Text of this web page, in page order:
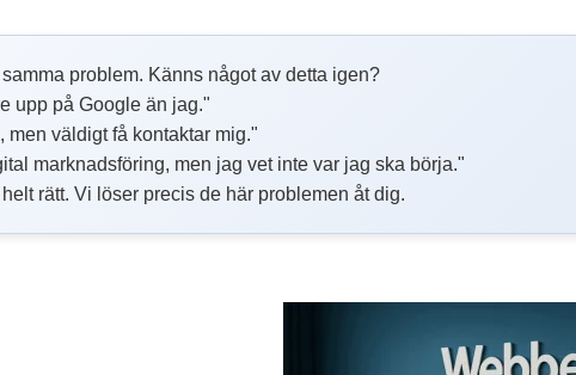
problem. Känns något av detta igen?
upp på Google än jag."
väldigt få kontaktar mig."
marknadsföring, men jag vet inte var jag ska börja."
rätt. Vi löser precis de här problemen åt dig.